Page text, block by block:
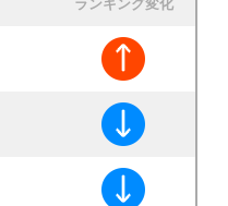
ランキング変化